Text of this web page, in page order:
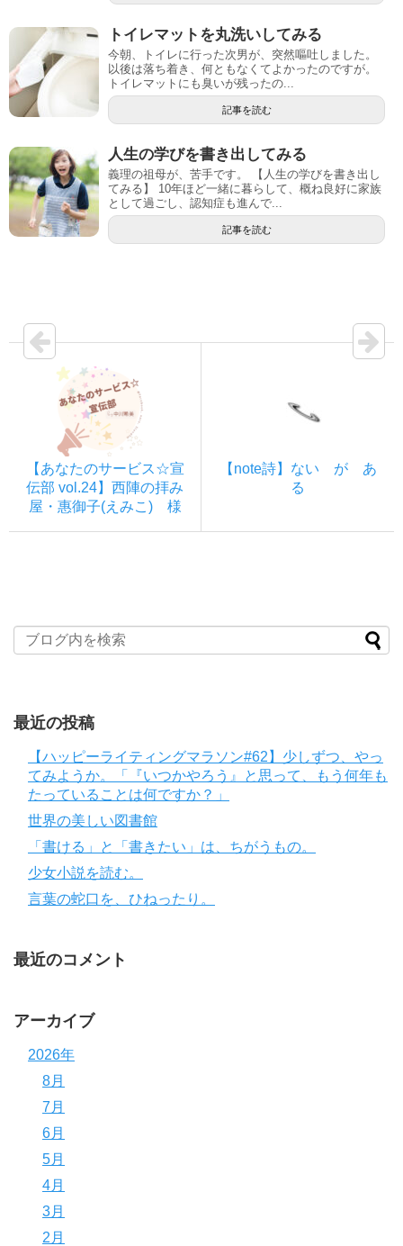
トイレマットを丸洗いしてみる
今朝、トイレに行った次男が、突然嘔吐しました。
以後は落ち着き、何ともなくてよかったのですが。
トイレマットにも臭いが残ったの...
記事を読む
人生の学びを書き出してみる
義理の祖母が、苦手です。 【人生の学びを書き出し
てみる】 10年ほど一緒に暮らして、概ね良好に家族
として過ごし、認知症も進んで...
記事を読む
【あなたのサービス☆宣
伝部 vol.24】西陣の拝み
屋・惠御子(えみこ) 様
【note詩】ない が あ
る
最近の投稿
【ハッピーライティングマラソン#62】少しずつ、やっ
てみようか。「『いつかやろう』と思って、もう何年も
たっていることは何ですか？」
世界の美しい図書館
「書ける」と「書きたい」は、ちがうもの。
少女小説を読む。
言葉の蛇口を、ひねったり。
最近のコメント
アーカイブ
2026年
8月
7月
6月
5月
4月
3月
2月